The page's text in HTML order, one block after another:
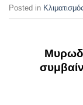
Posted in